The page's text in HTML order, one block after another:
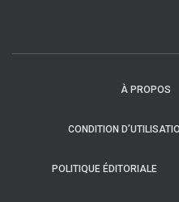
À PROPOS
CONDITION
POLITIQUE ÉDITORIALE